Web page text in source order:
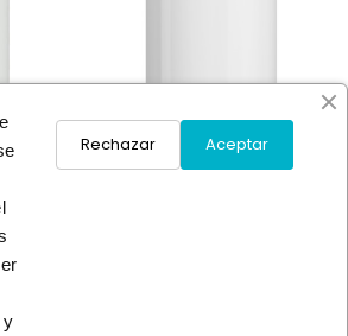
SLIM
y
Aceptar
Rechazar